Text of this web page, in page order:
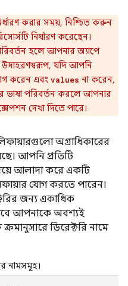
করার সময়, নিশ্চিত করুন
নির্ধারণ করেছেন।
হলে আপনার অ্যাপে
উদাহরণস্বরূপ, যদি আপনি
করেন এবং values না করেন,
ভাষা পরিবর্তন করলে আপনার
দেখা দিতে পারে।
অগ্রাধিকারের
আপনি প্রতিটি
আলাদা করে একটি
যোগ করতে পারেন।
জন্য একাধিক
আপনাকে অবশ্যই
ডিরেক্টরি নামে
নামসমূহ।